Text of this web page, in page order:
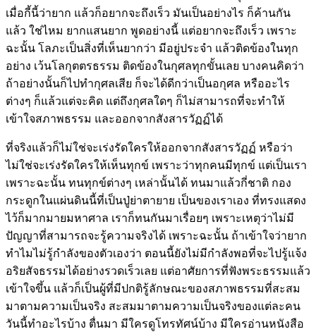
เมื่อกี้นี้ว่ายาก แล้วก็อยากจะถึงเร็ว มันเป็นอย่างไร ก็ค้านกัน
แล้ว ใช่ไหม ยากแสนยาก พูดอย่างนี้ แต่อยากจะถึงเร็ว เพราะ
ฉะนั้น โลภะเป็นสิ่งที่เห็นยากว่า มีอยู่ประจำ แล้วติดข้องในทุก
อย่าง เว้นโลกุตตรธรรม ติดข้องในกุศลทุกขั้นเลย บางคนคิดว่า
ถ้าอย่างนั้นก็ไปทำกุศลเสีย ก็จะได้ดีกว่าเป็นอกุศล หรืออะไร
ต่างๆ ก็แล้วแต่จะคิด แต่ถึงกุศลใดๆ ก็ไม่สามารถที่จะทำให้
เข้าใจสภาพธรรม และออกจากสังสารวัฏฏ์ได้
ที่จริงแล้วก็ไม่ใช่จะเร่งรัดใครให้ออกจากสังสารวัฏฏ์ หรือว่า
ไม่ใช่จะเร่งรัดใครให้เห็นทุกข์ เพราะว่าทุกคนมีทุกข์ แต่เป็นเรา
เพราะฉะนั้น ทนทุกข์ต่างๆ เหล่านั้นได้ ทนมาแล้วกี่ชาติ กอง
กระดูกในแผ่นดินนี้ที่เป็นปู่ย่าตายาย เป็นของเราเอง ที่ทรงแสดง
ไว้ก็มากมายมหาศาล เราก็ทนกันมาเรื่อยๆ เพราะเหตุว่าไม่มี
ปัญญาที่สามารถจะรู้ความจริงได้ เพราะฉะนั้น ถ้าเข้าใจว่ายาก
ทำไมไม่รู้กำลังของตัวเองว่า ตอนนี้ยังไม่มีกำลังพอที่จะไปรู้แจ้ง
อริยสัจธรรมได้อย่างรวดเร็วเลย แต่อาศัยการที่ฟังพระธรรมแล้ว
เข้าใจขึ้น แล้วก็เป็นผู้ที่มีปกติรู้ลักษณะของสภาพธรรมที่สะสม
มาตามความเป็นจริง สะสมมาตามความเป็นจริงของแต่ละคน
วันนี้ทำอะไรบ้าง ตื่นมา มีใครดูโทรทัศน์บ้าง มีใครอ่านหนังสือ